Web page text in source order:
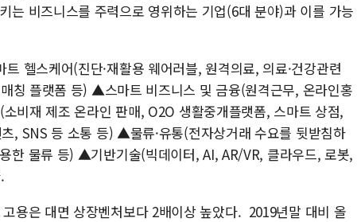
는 비즈니스를 주력으로 영위하는 기업(6대 분야)과 이를 가능
헬스케어(진단·재활용 웨어러블, 원격의료, 의료·건강관련
칭 플랫폼 등) ▲스마트 비즈니스 및 금융(원격근무, 온라인홍
비재 제조 온라인 판매, O2O 생활중개플랫폼, 스마트 상점,
, SNS 등 소통 등) ▲물류·유통(전자상거래 수요를 뒷받침하
한 물류 등) ▲기반기술(빅데이터, AI, AR/VR, 클라우드, 로봇,
용은 대면 상장벤처보다 2배이상 높았다. 2019년말 대비 올